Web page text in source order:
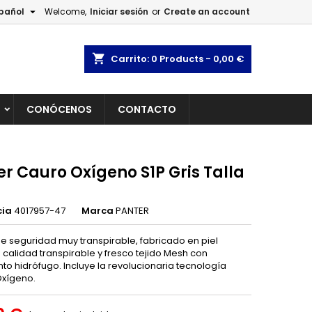
Welcome, Iniciar sesión or Create an account

shopping_cart Carrito: 0 Products - 0,00 €
CONÓCENOS CONTACTO
Cauro Oxígeno S1P Gris Talla
4017957-47 Marca PANTER
seguridad muy transpirable, fabricado en piel
calidad transpirable y fresco tejido Mesh con
hidrófugo. Incluye la revolucionaria tecnología